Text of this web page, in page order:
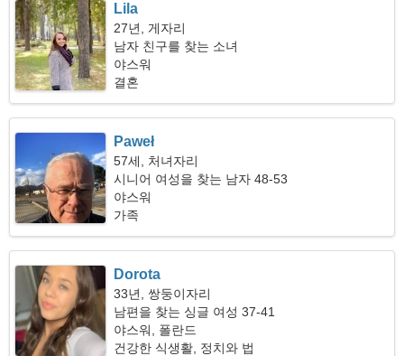
Lila
27년, 게자리
남자 친구를 찾는 소녀
야스워
결혼
Paweł
57세, 처녀자리
시니어 여성을 찾는 남자 48-53
야스워
가족
Dorota
33년, 쌍둥이자리
남편을 찾는 싱글 여성 37-41
야스워, 폴란드
건강한 식생활, 정치와 법